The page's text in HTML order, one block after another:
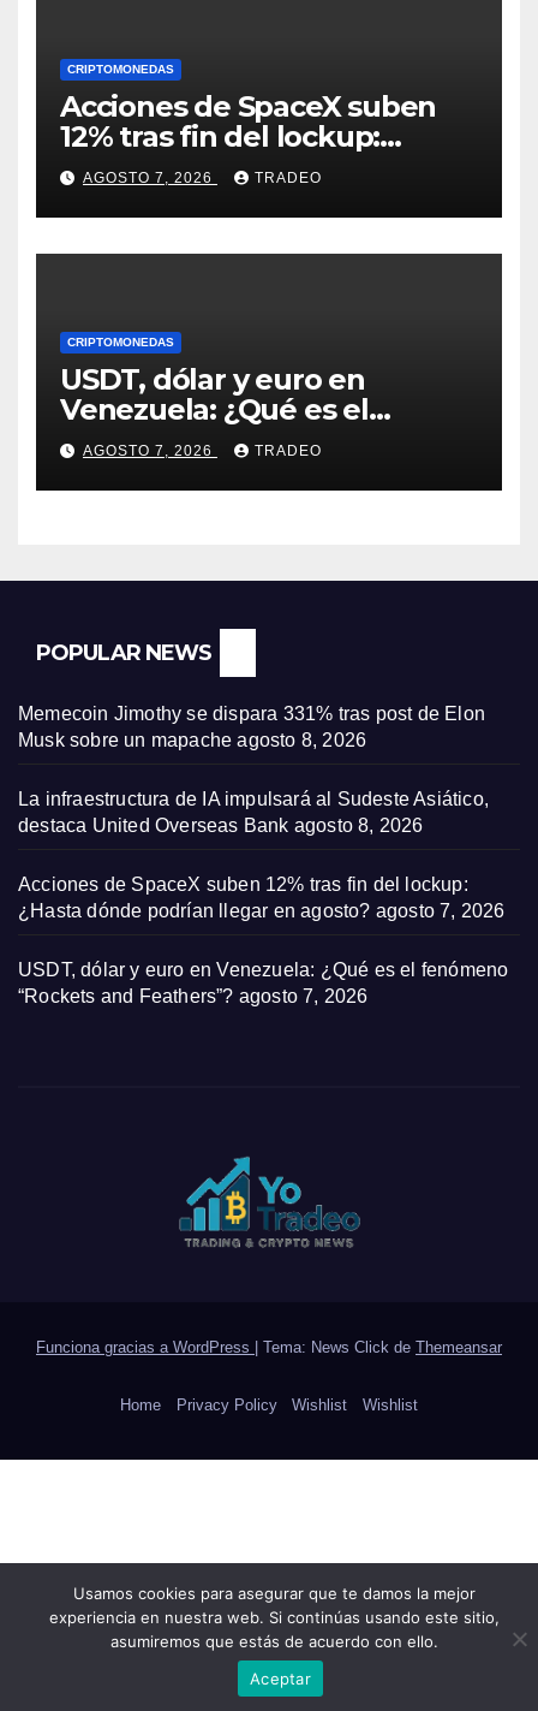
CRIPTOMONEDAS
Acciones de SpaceX suben
12% tras fin del lockup:
¿Hasta dónde podrían llegar
en agosto?
AGOSTO 7, 2026 TRADEO
CRIPTOMONEDAS
USDT, dólar y euro en
Venezuela: ¿Qué es el
fenómeno “Rockets and
Feathers”?
AGOSTO 7, 2026 TRADEO
POPULAR NEWS
Memecoin Jimothy se dispara 331% tras post de Elon
Musk sobre un mapache agosto 8, 2026
La infraestructura de IA impulsará al Sudeste Asiático,
destaca United Overseas Bank agosto 8, 2026
Acciones de SpaceX suben 12% tras fin del lockup:
¿Hasta dónde podrían llegar en agosto? agosto 7, 2026
USDT, dólar y euro en Venezuela: ¿Qué es el fenómeno
“Rockets and Feathers”? agosto 7, 2026
Funciona gracias a WordPress Tema: News Click de Themeansar
Home Privacy Policy Wishlist Wishlist
Usamos cookies para asegurar que te damos la mejor
experiencia en nuestra web. Si continúas usando este sitio,
asumiremos que estás de acuerdo con ello.
Aceptar